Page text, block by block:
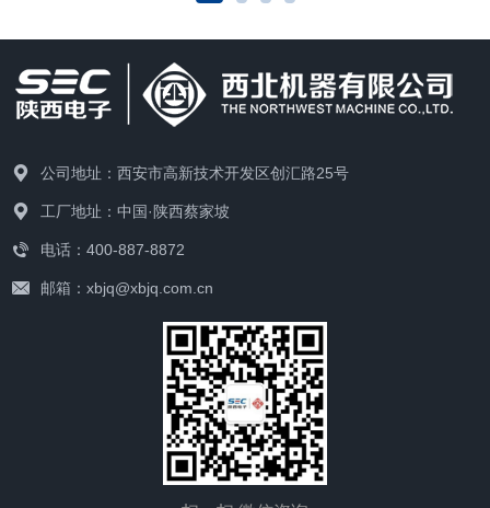
公司地址：西安市高新技术开发区创汇路25号
工厂地址：中国·陕西蔡家坡
电话：400-887-8872
邮箱：xbjq@xbjq.com.cn